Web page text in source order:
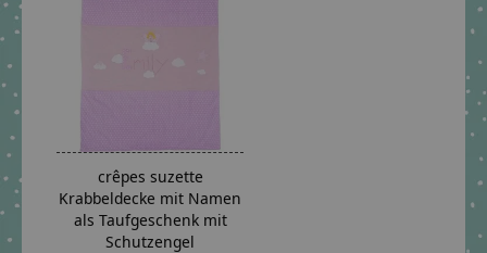
crêpes suzette
Krabbeldecke mit Namen
als Taufgeschenk mit
Schutzengel